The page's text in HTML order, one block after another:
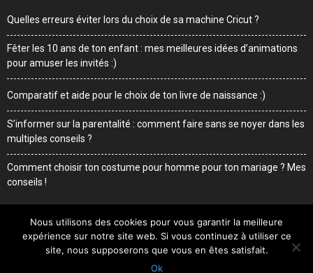
Quelles erreurs éviter lors du choix de sa machine Cricut ?
Fêter les 10 ans de ton enfant : mes meilleures idées d’animations
pour amuser les invités :)
Comparatif et aide pour le choix de ton livre de naissance :)
S’informer sur la parentalité : comment faire sans se noyer dans les
multiples conseils ?
Comment choisir ton costume pour homme pour ton mariage ? Mes
conseils !
Me contacter Mentions légales
Qui suis-je
Nous utilisons des cookies pour vous garantir la meilleure
expérience sur notre site web. Si vous continuez à utiliser ce
site, nous supposerons que vous en êtes satisfait.
Ok